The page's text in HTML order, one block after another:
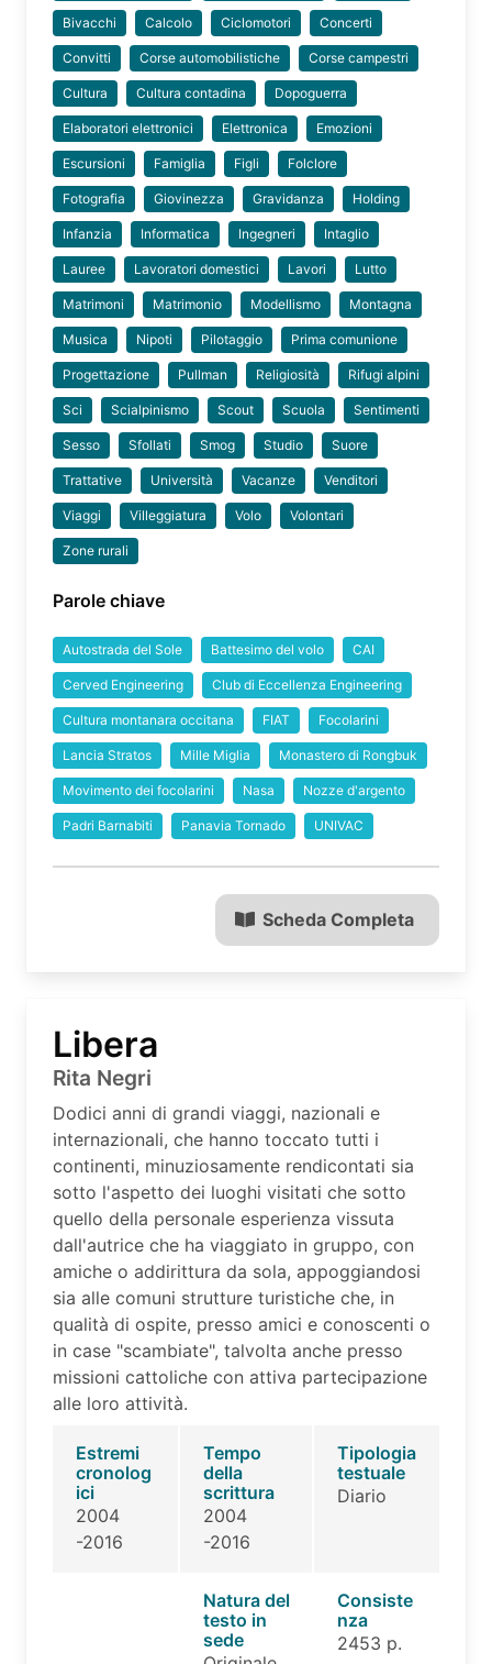
Bivacchi Calcolo Ciclomotori Concerti
Convitti Corse automobilistiche Corse campestri
Cultura Cultura contadina Dopoguerra
Elaboratori elettronici Elettronica Emozioni
Escursioni Famiglia Figli Folclore
Fotografia Giovinezza Gravidanza Holding
Infanzia Informatica Ingegneri Intaglio
Lauree Lavoratori domestici Lavori Lutto
Matrimoni Matrimonio Modellismo Montagna
Musica Nipoti Pilotaggio Prima comunione
Progettazione Pullman Religiosità Rifugi alpini
Sci Scialpinismo Scout Scuola Sentimenti
Sesso Sfollati Smog Studio Suore
Trattative Università Vacanze Venditori
Viaggi Villeggiatura Volo Volontari
Zone rurali
Parole chiave
Autostrada del Sole Battesimo del volo CAI
Cerved Engineering Club di Eccellenza Engineering
Cultura montanara occitana FIAT Focolarini
Lancia Stratos Mille Miglia Monastero di Rongbuk
Movimento dei focolarini Nasa Nozze d'argento
Padri Barnabiti Panavia Tornado UNIVAC
Scheda Completa
Libera
Rita Negri
Dodici anni di grandi viaggi, nazionali e
internazionali, che hanno toccato tutti i
continenti, minuziosamente rendicontati sia
sotto l'aspetto dei luoghi visitati che sotto
quello della personale esperienza vissuta
dall'autrice che ha viaggiato in gruppo, con
amiche o addirittura da sola, appoggiandosi
sia alle comuni strutture turistiche che, in
qualità di ospite, presso amici e conoscenti o
in case "scambiate", talvolta anche presso
missioni cattoliche con attiva partecipazione
alle loro attività.
Estremi
cronolog
ici
2004
-2016
Tempo
della
scrittura
2004
-2016
Tipologia
testuale
Diario
Natura del
testo in
sede
Consiste
nza
2453 p.